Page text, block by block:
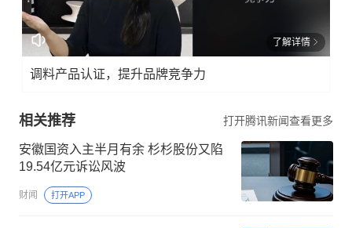
了解详情
调料产品认证，提升品牌竞争力
相关推荐 打开腾讯新闻查看更多
安徽国资入主半月有余 杉杉股份又陷
19.54亿元诉讼风波
财闻 打开APP